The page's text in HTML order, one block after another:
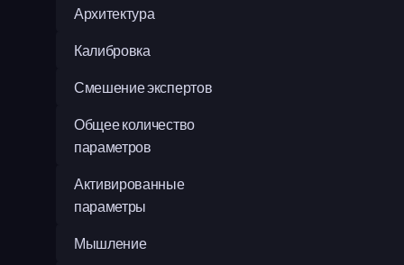
Архитектура
Калибровка
Смешение экспертов
Общее количество
параметров
Активированные
параметры
Мышление